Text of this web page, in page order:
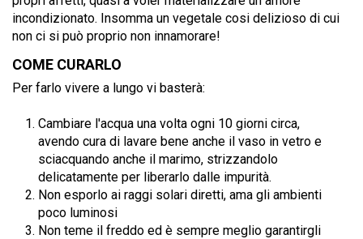
incondizionato. Insomma un vegetale cosi delizioso di cui
non ci si può proprio non innamorare!
COME CURARLO
Per farlo vivere a lungo vi basterà:
Cambiare l'acqua una volta ogni 10 giorni circa,
avendo cura di lavare bene anche il vaso in vetro e
sciacquando anche il marimo, strizzandolo
delicatamente per liberarlo dalle impurità.
Non esporlo ai raggi solari diretti, ama gli ambienti
poco luminosi
Non teme il freddo ed è sempre meglio garantirgli